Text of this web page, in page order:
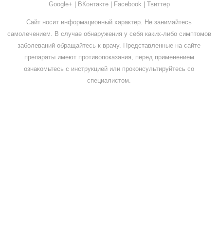
Google+ | ВКонтакте | Facebook | Твиттер
Сайт носит информационный характер. Не занимайтесь
самолечением. В случае обнаружения у себя каких-либо симптомов
заболеваний обращайтесь к врачу. Представленные на сайте
препараты имеют противопоказания, перед применением
ознакомьтесь с инструкцией или проконсультируйтесь со
специалистом.